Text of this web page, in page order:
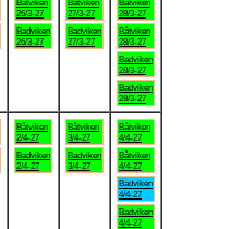
Båtviken
26/3-27
Badviken
26/3-27
Båtviken
27/3-27
Badviken
27/3-27
Båtviken
28/3-27
Båtviken
28/3-27
Badviken
28/3-27
Badviken
28/3-27
Båtviken
2/4-27
Badviken
2/4-27
Båtviken
3/4-27
Badviken
3/4-27
Båtviken
4/4-27
Båtviken
4/4-27
Badviken
4/4-27
Badviken
4/4-27